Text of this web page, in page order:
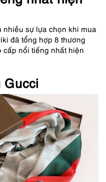
nhiều sự lựa chọn khi mua
đã tổng hợp 8 thương
nổi tiếng nhất hiện
Gucci